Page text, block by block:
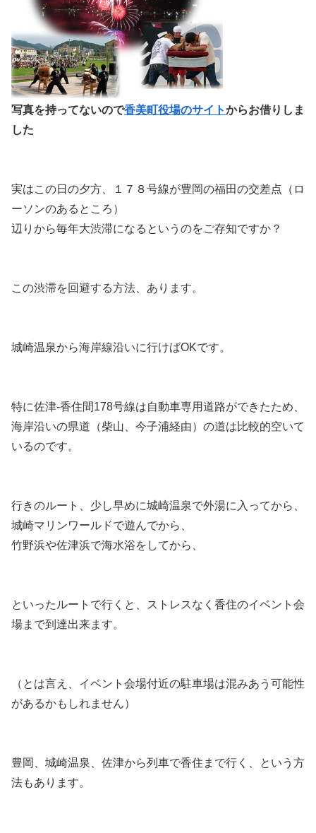
写真を持ってないので香美町役場のサイトからお借りしま
した
実はこの日の夕方、１７８号線が豊岡の福田の交差点（ロ
ーソンのあるところ）
辺りから毎年大渋滞になるというのをご存知ですか？
この渋滞を回避する方法、あります。
城崎温泉から海岸線沿いに行けばOKです。
特に佐津-香住間178号線は自動車専用道路ができたため、
海岸沿いの県道（柴山、今子浦経由）の道は比較的空いて
いるのです。
行きのルート、少し早めに城崎温泉で外湯に入ってから、
城崎マリンワールドで遊んでから、
竹野浜や佐津浜で海水浴をしてから、
といったルートで行くと、ストレスなく香住のイベント会
場まで到達出来ます。
（とは言え、イベント会場付近の駐車場は混みあう可能性
があるかもしれません）
豊岡、城崎温泉、佐津から列車で香住まで行く、という方
法もあります。